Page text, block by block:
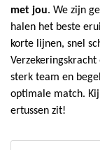
met jou. We zijn
halen het beste
korte lijnen, snel
sterk team en
optimale match.
ertussen zit!